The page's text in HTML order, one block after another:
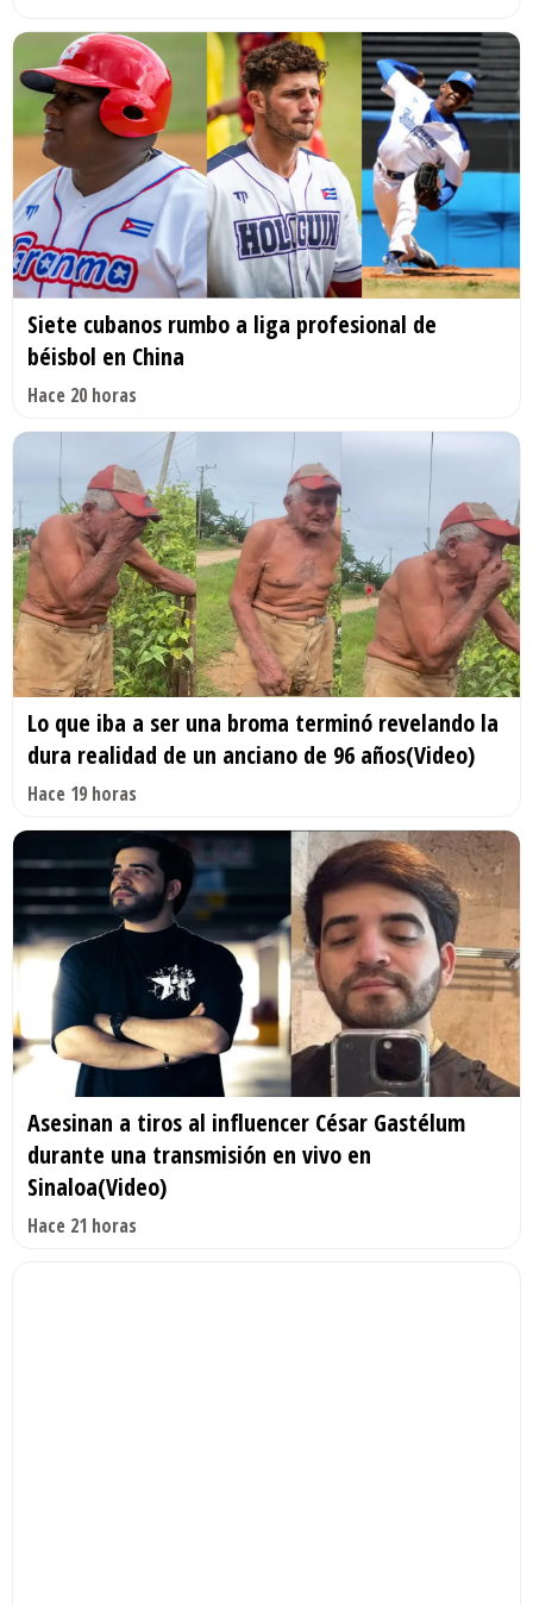
Siete cubanos rumbo a liga profesional de
béisbol en China
Hace 20 horas
Lo que iba a ser una broma terminó revelando la
dura realidad de un anciano de 96 años(Video)
Hace 19 horas
Asesinan a tiros al influencer César Gastélum
durante una transmisión en vivo en
Sinaloa(Video)
Hace 21 horas